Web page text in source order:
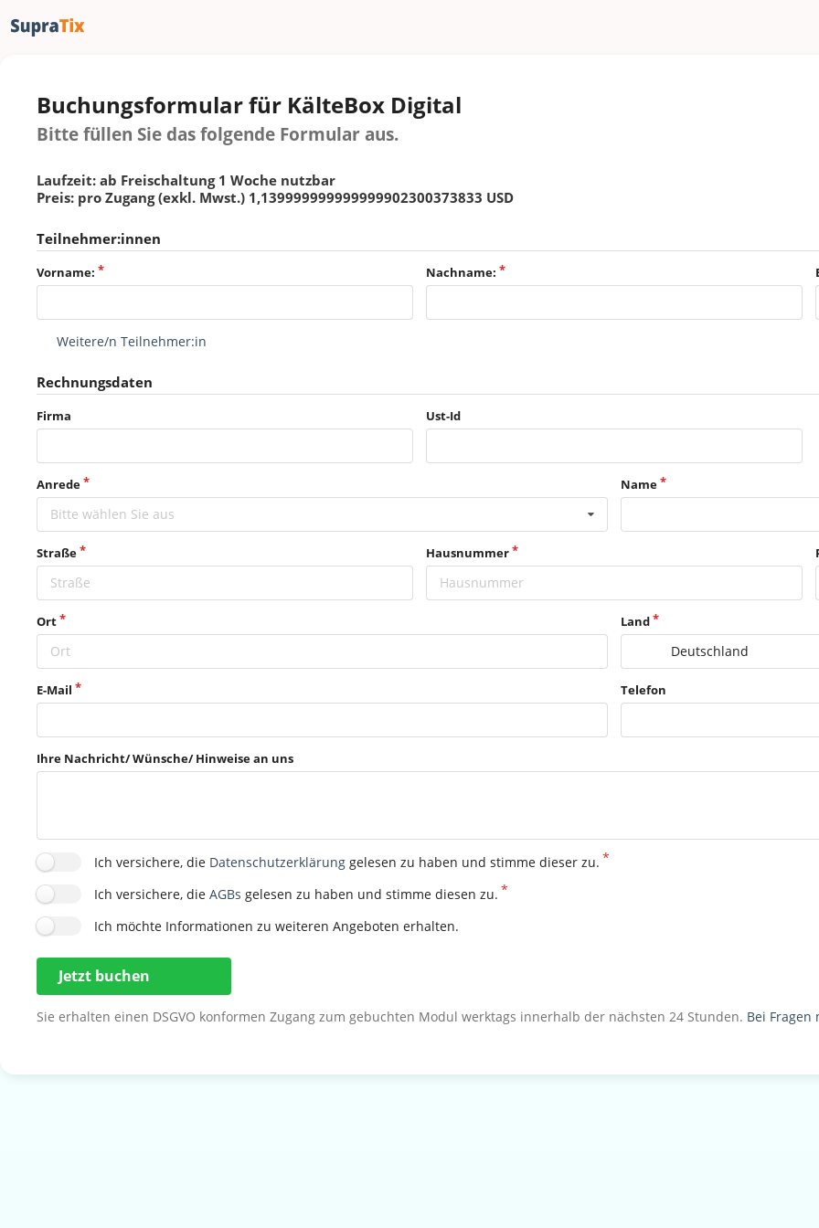
Buchungsformular für KälteBox Digital
Bitte füllen Sie das folgende Formular aus.
Laufzeit: ab Freischaltung 1 Woche nutzbar
Preis: pro Zugang (exkl. Mwst.) 1,139999999999999902300373833 USD
Teilnehmer:innen
Vorname: Nachname:
Weitere/n Teilnehmer:in
Rechnungsdaten
Firma Ust-Id
Anrede
Bitte wählen Sie aus
Name
Straße Hausnummer
Ort Land
Deutschland
E-Mail Telefon
Ihre Nachricht/ Wünsche/ Hinweise an uns
Ich versichere, die Datenschutzerklärung gelesen zu haben und stimme dieser zu.
Ich versichere, die AGBs gelesen zu haben und stimme diesen zu.
Ich möchte Informationen zu weiteren Angeboten erhalten.
Jetzt buchen
Sie erhalten einen DSGVO konformen Zugang zum gebuchten Modul werktags innerhalb der nächsten 24 Stunden. Bei Fragen